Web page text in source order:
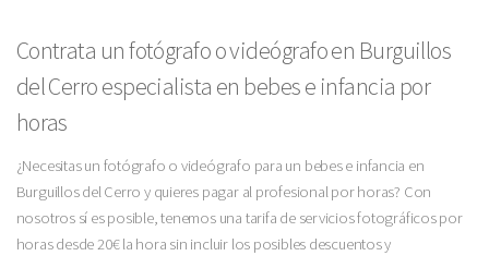
Contrata un fotógrafo o videógrafo en Burguillos
del Cerro especialista en bebes e infancia por
horas
¿Necesitas un fotógrafo o videógrafo para un bebes e infancia en
Burguillos del Cerro y quieres pagar al profesional por horas? Con
nosotros sí es posible, tenemos una tarifa de servicios fotográficos por
horas desde 20€ la hora sin incluir los posibles descuentos y